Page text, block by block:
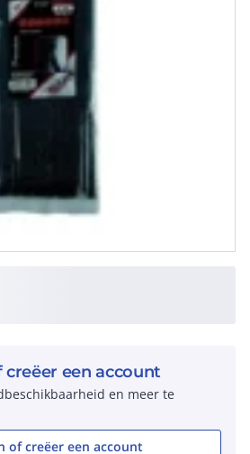
creëer een account
en meer te
of creëer een account